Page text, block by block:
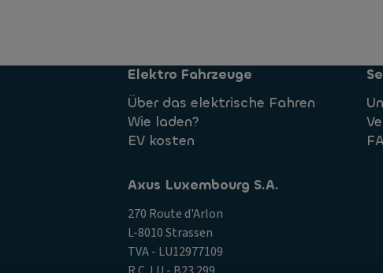
Elektro Fahrzeuge
Über das elektrische Fahren
Wie laden?
EV kosten
Axus Luxembourg S.A.
270 Route d'Arlon
L-8010 Strassen
TVA - LU12977109